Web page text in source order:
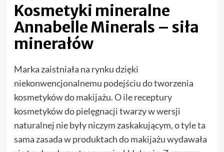
Kosmetyki mineralne
Annabelle Minerals – siła
minerałów
Marka zaistniała na rynku dzięki
niekonwencjonalnemu podejściu do tworzenia
kosmetyków do makijażu. O ile receptury
kosmetyków do pielęgnacji twarzy w wersji
naturalnej nie były niczym zaskakującym, o tyle ta
sama zasada w produktach do makijażu wydawała